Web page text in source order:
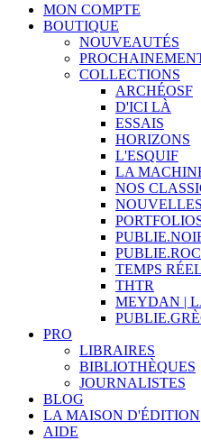
MON COMPTE
BOUTIQUE
NOUVEAUTÉS
COLLECTIONS
ARCHÉOSF
D'ICI LÀ
ESSAIS
HORIZONS
L'ESQUIF
LA
NOS
TEMPS RÉEL
THTR
MEYDAN |
PRO
LIBRAIRES
BIBLIOTHÈQUES
JOURNALISTES
BLOG
LA MAISON D'ÉDITION
AIDE